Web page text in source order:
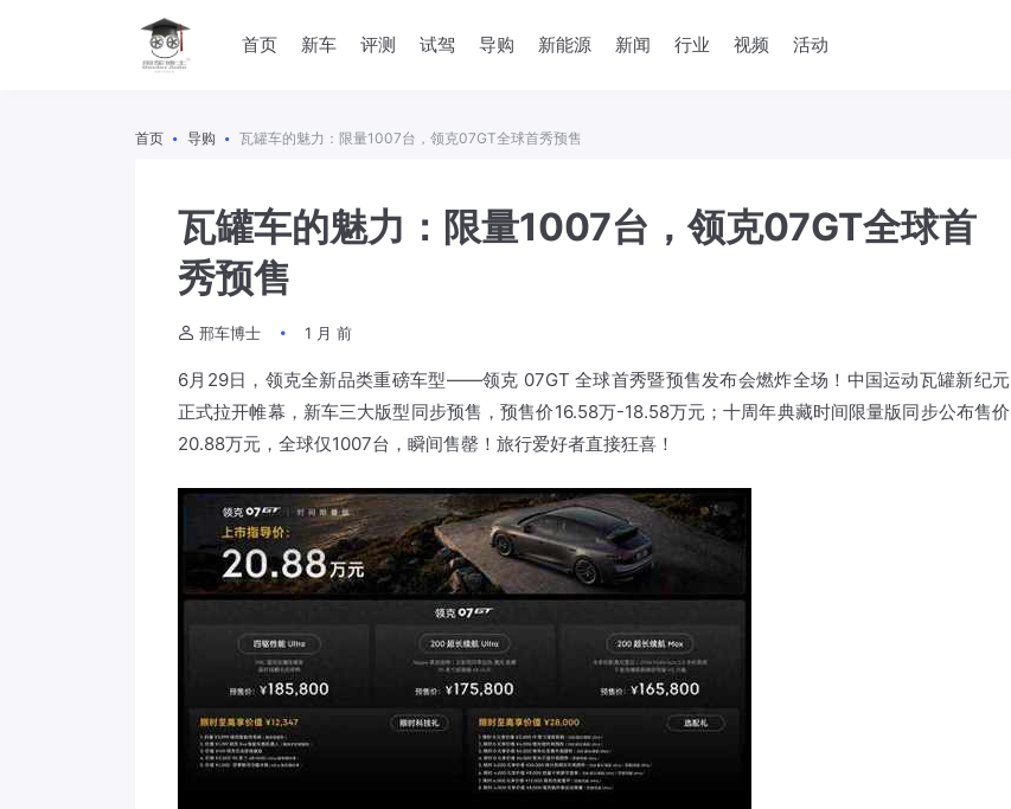
首页 新车 评测 试驾 导购 新能源 新闻 行业 视频 活动
首页 导购 瓦罐车的魅力：限量1007台，领克07GT全球首秀预售
瓦罐车的魅力：限量1007台，领克07GT全球首
秀预售
邢车博士 1 月 前
6月29日，领克全新品类重磅车型——领克 07GT 全球首秀暨预售发布会燃炸全场！中国运动瓦罐新纪元
正式拉开帷幕，新车三大版型同步预售，预售价16.58万-18.58万元；十周年典藏时间限量版同步公布售价
20.88万元，全球仅1007台，瞬间售罄！旅行爱好者直接狂喜！